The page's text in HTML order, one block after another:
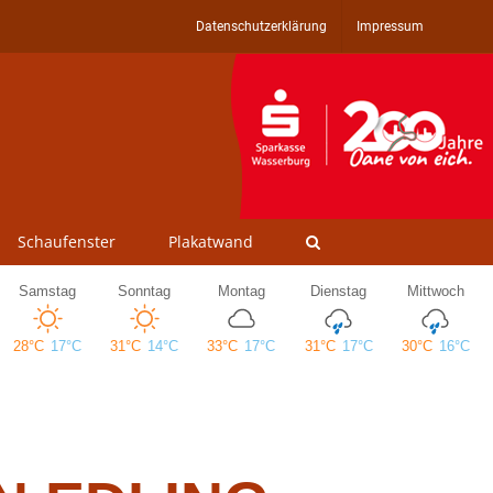
Datenschutzerklärung Impressum
Schaufenster Plakatwand